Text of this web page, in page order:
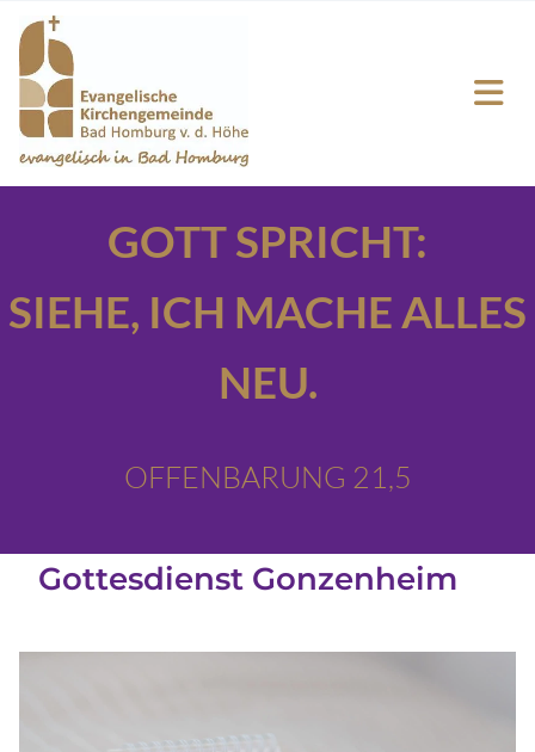
GOTT SPRICHT:
SIEHE, ICH MACHE ALLES
NEU.
OFFENBARUNG 21,5
Gottesdienst Gonzenheim